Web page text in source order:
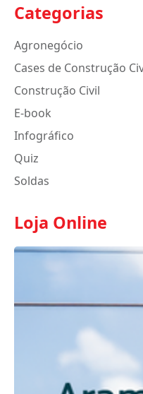
Categorias
Agronegócio
Cases de Construção
Construção Civil
E-book
Infográfico
Quiz
Soldas
Loja Online